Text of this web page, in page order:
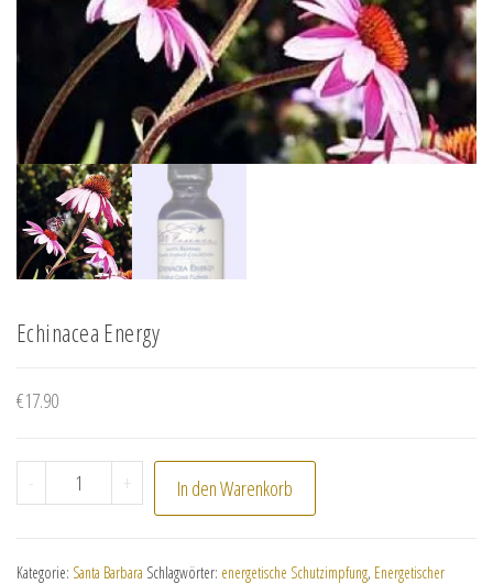
Echinacea Energy
€17.90
- Echinacea Energy Menge
+ In den Warenkorb
Kategorie: Santa Barbara Schlagwörter: energetische Schutzimpfung, Energetischer